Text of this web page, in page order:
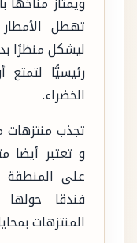
تهطل
ليشكل منظرًا
رئيسيًّا لتمتع
الخضراء.
تجذب منتزهات
و تعتبر أيضا
فندقا
المنتزهات